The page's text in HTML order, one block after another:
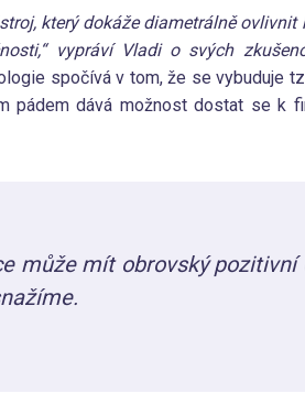
který dokáže diametrálně
vypráví Vladi o svých
spočívá v tom, že se vybuduje
pádem dává možnost dostat se k
může mít obrovský